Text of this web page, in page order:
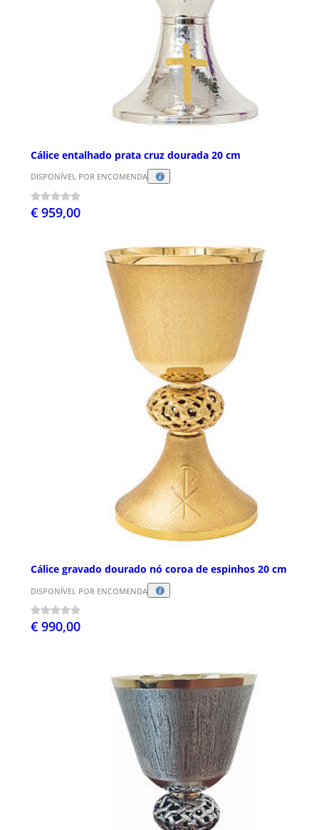
Cálice entalhado prata cruz dourada 20 cm
DISPONÍVEL POR ENCOMENDA
€ 959,00
Cálice gravado dourado nó coroa de espinhos 20 cm
DISPONÍVEL POR ENCOMENDA
€ 990,00